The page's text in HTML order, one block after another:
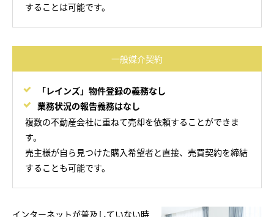
することは可能です。
一般媒介契約
「レインズ」物件登録の義務なし
業務状況の報告義務はなし
複数の不動産会社に重ねて売却を依頼することができま
す。
売主様が自ら見つけた購入希望者と直接、売買契約を締結
することも可能です。
インターネットが普及していない時